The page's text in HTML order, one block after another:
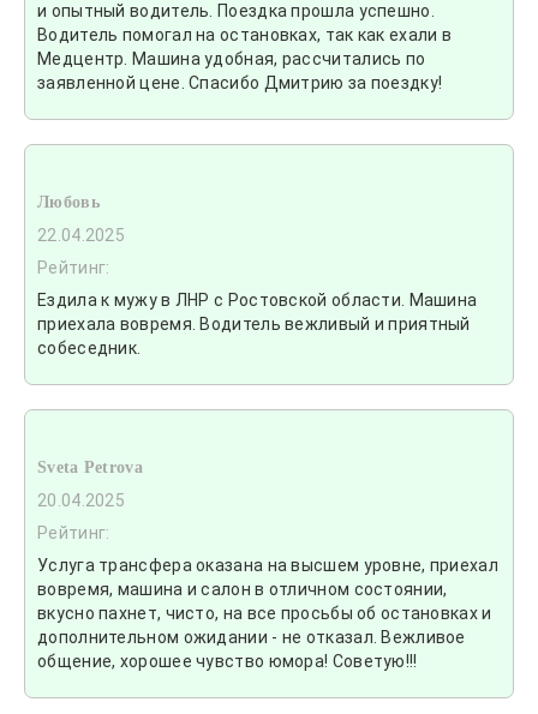
и опытный водитель. Поездка прошла успешно.
Водитель помогал на остановках, так как ехали в
Медцентр. Машина удобная, рассчитались по
заявленной цене. Спасибо Дмитрию за поездку!
Любовь
22.04.2025
Рейтинг:
Ездила к мужу в ЛНР с Ростовской области. Машина
приехала вовремя. Водитель вежливый и приятный
собеседник.
Sveta Petrova
20.04.2025
Рейтинг:
Услуга трансфера оказана на высшем уровне, приехал
вовремя, машина и салон в отличном состоянии,
вкусно пахнет, чисто, на все просьбы об остановках и
дополнительном ожидании - не отказал. Вежливое
общение, хорошее чувство юмора! Советую!!!